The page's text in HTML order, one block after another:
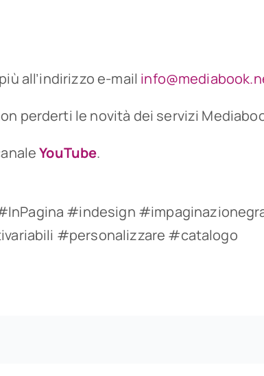
all’indirizzo e-mail
perderti le novità dei servizi
YouTube.
#indesign
#personalizzare #catalogo